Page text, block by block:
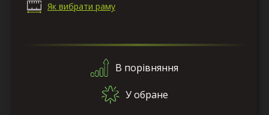
Як вибрати раму
В порівняння
У обране